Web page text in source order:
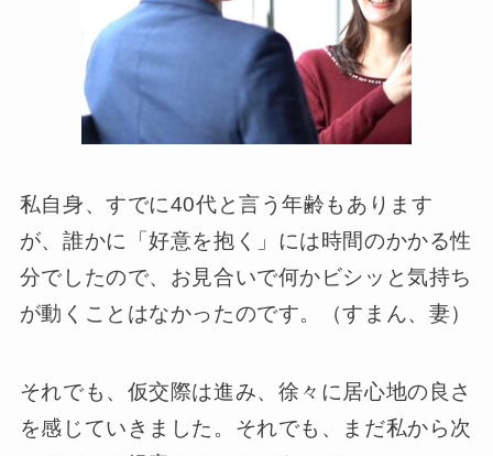
私自身、すでに40代と言う年齢もあります
が、誰かに「好意を抱く」には時間のかかる性
分でしたので、お見合いで何かビシッと気持ち
が動くことはなかったのです。（すまん、妻）
それでも、仮交際は進み、徐々に居心地の良さ
を感じていきました。それでも、まだ私から次